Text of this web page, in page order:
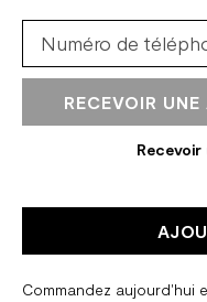
RECEVOIR
Commandez aujourd'hui